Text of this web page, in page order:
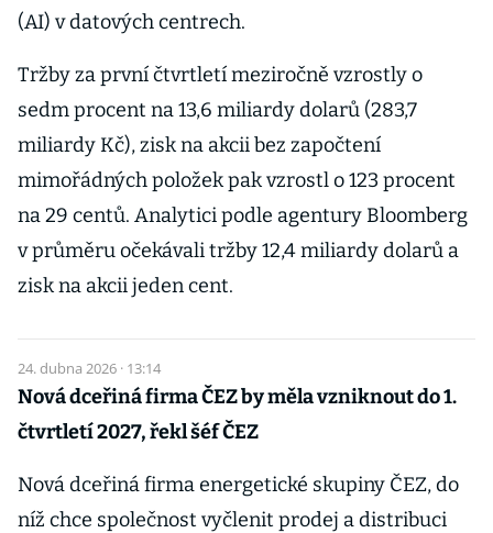
(AI) v datových centrech.
Tržby za první čtvrtletí meziročně vzrostly o
sedm procent na 13,6 miliardy dolarů (283,7
miliardy Kč), zisk na akcii bez započtení
mimořádných položek pak vzrostl o 123 procent
na 29 centů. Analytici podle agentury Bloomberg
v průměru očekávali tržby 12,4 miliardy dolarů a
zisk na akcii jeden cent.
24. dubna 2026 · 13:14
Nová dceřiná firma ČEZ by měla vzniknout do 1.
čtvrtletí 2027, řekl šéf ČEZ
Nová dceřiná firma energetické skupiny ČEZ, do
níž chce společnost vyčlenit prodej a distribuci